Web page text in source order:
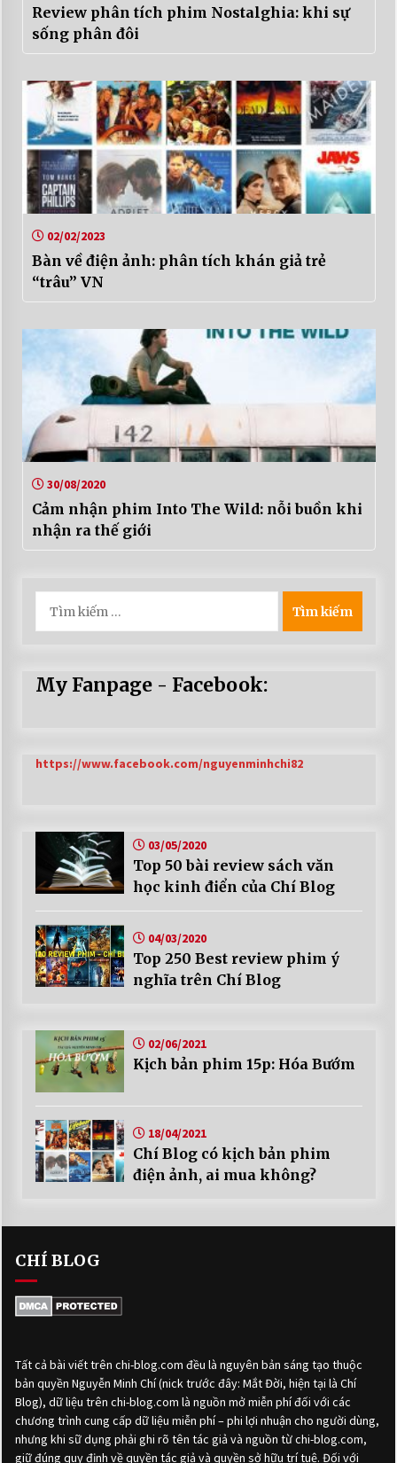
Review phân tích phim Nostalghia: khi sự
sống phân đôi
02/02/2023
Bàn về điện ảnh: phân tích khán giả trẻ
“trâu” VN
30/08/2020
Cảm nhận phim Into The Wild: nỗi buồn khi
nhận ra thế giới
kiếm
cho:
My Fanpage - Facebook:
https://www.facebook.com/nguyenminhchi82
03/05/2020
Top 50 bài review sách văn
học kinh điển của Chí Blog
04/03/2020
Top 250 Best review phim ý
nghĩa trên Chí Blog
02/06/2021
Kịch bản phim 15p: Hóa Bướm
18/04/2021
Chí Blog có kịch bản phim
điện ảnh, ai mua không?
CHÍ BLOG
Tất cả bài viết trên chi-blog.com đều là nguyên bản sáng tạo thuộc
bản quyền Nguyễn Minh Chí (nick trước đây: Mắt Đời, hiện tại là Chí
Blog), dữ liệu trên chi-blog.com là nguồn mở miễn phí đối với các
chương trình cung cấp dữ liệu miễn phí – phi lợi nhuận cho người dùng,
nhưng khi sữ dụng phải ghi rõ tên tác giả và nguồn từ chi-blog.com,
giữ đúng quy định về quyền tác giả và quyền sở hữu trí tuệ. Đối với